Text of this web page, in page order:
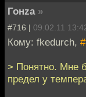
Гонzа »
#716 | 09.02.11
Кому: fkedurch,
> Понятно. Мне
предел у